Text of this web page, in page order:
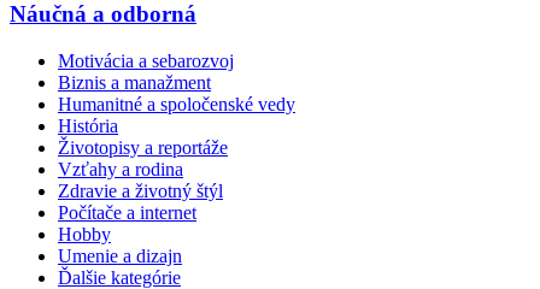
Náučná a odborná
Motivácia a sebarozvoj
Biznis a manažment
Humanitné a spoločenské vedy
História
Životopisy a reportáže
Vzťahy a rodina
Zdravie a životný štýl
Počítače a internet
Hobby
Umenie a dizajn
Ďalšie kategórie